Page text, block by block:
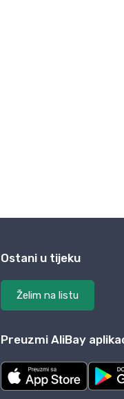
Ostani u tijeku
Želim na listu
Preuzmi AliBay